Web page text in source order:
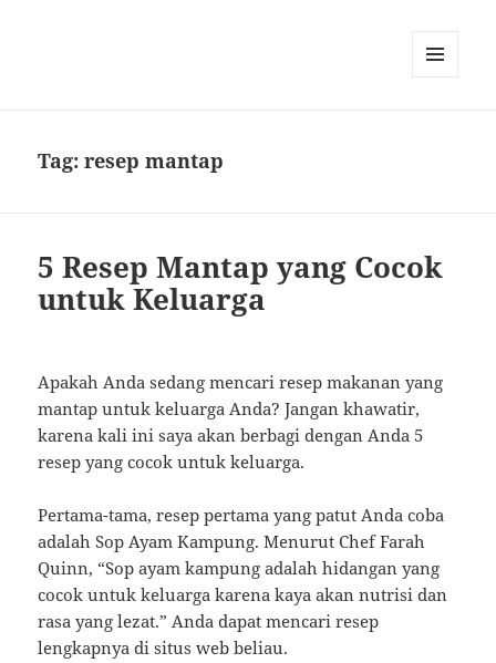
Tag:resep mantap
5 Resep Mantap yang Cocok
untuk Keluarga
Apakah Anda sedang mencari resep makanan yang
mantap untuk keluarga Anda? Jangan khawatir,
karena kali ini saya akan berbagi dengan Anda 5
resep yang cocok untuk keluarga.
Pertama-tama, resep pertama yang patut Anda coba
adalah Sop Ayam Kampung. Menurut Chef Farah
Quinn, “Sop ayam kampung adalah hidangan yang
cocok untuk keluarga karena kaya akan nutrisi dan
rasa yang lezat.” Anda dapat mencari resep
lengkapnya di situs web beliau.